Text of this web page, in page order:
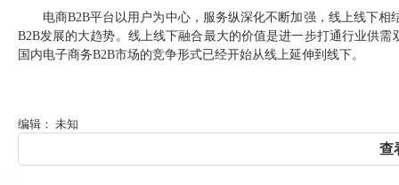
电商B2B平台以用户为中心，服务纵深化不断加强，线上线下
B2B发展的大趋势。线上线下融合最大的价值是进一步打通行业供
国内电子商务B2B市场的竞争形式已经开始从线上延伸到线下。
编辑： 未知
查